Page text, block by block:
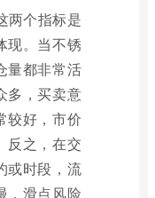
两个指标是
现。当不锈
量都非常活
多，买卖意
较好，市价
反之，在交
或时段，流
，滑点风险